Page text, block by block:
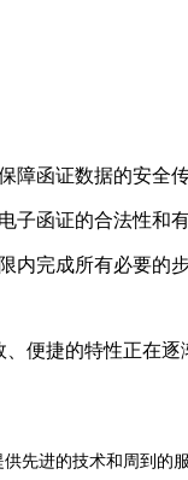
障函证数据的安全传
子函证的合法性和有
内完成所有必要的步
便捷的特性正在
先进的技术和周到的